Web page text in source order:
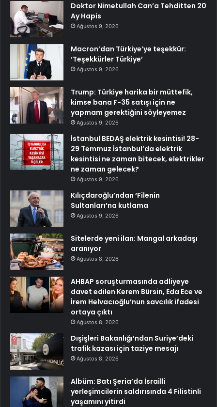
Doktor Nimetullah Can’a Tehditten 20
Ay Hapis
Ağustos 9, 2026
Macron’dan Türkiye’ye teşekkür:
‘Teşekkürler Türkiye’
Ağustos 9, 2026
Trump: Türkiye harika bir müttefik,
kimse bana F-35 satışı için ne
yapmam gerektiğini söyleyemez
Ağustos 9, 2026
İstanbul BEDAŞ elektrik kesintisi! 28-
29 Temmuz İstanbul’da elektrik
kesintisi ne zaman bitecek, elektrikler
ne zaman gelecek?
Ağustos 9, 2026
Kılıçdaroğlu’ndan ‘Filenin
Sultanları’na kutlama
Ağustos 9, 2026
Sitelerde yeni ilan: Mangal arkadaşı
aranıyor
Ağustos 8, 2026
AHBAP soruşturmasında adliyeye
davet edilen Kerem Bürsin, Eda Ece ve
İrem Helvacıoğlu’nun savcılık ifadesi
ortaya çıktı
Ağustos 8, 2026
Dışişleri Bakanlığı’ndan Suriye’deki
trafik kazası için taziye mesajı
Ağustos 8, 2026
Albüm: Batı Şeria’da İsrailli
yerleşimcilerin saldırısında 4 Filistinli
yaşamını yitirdi